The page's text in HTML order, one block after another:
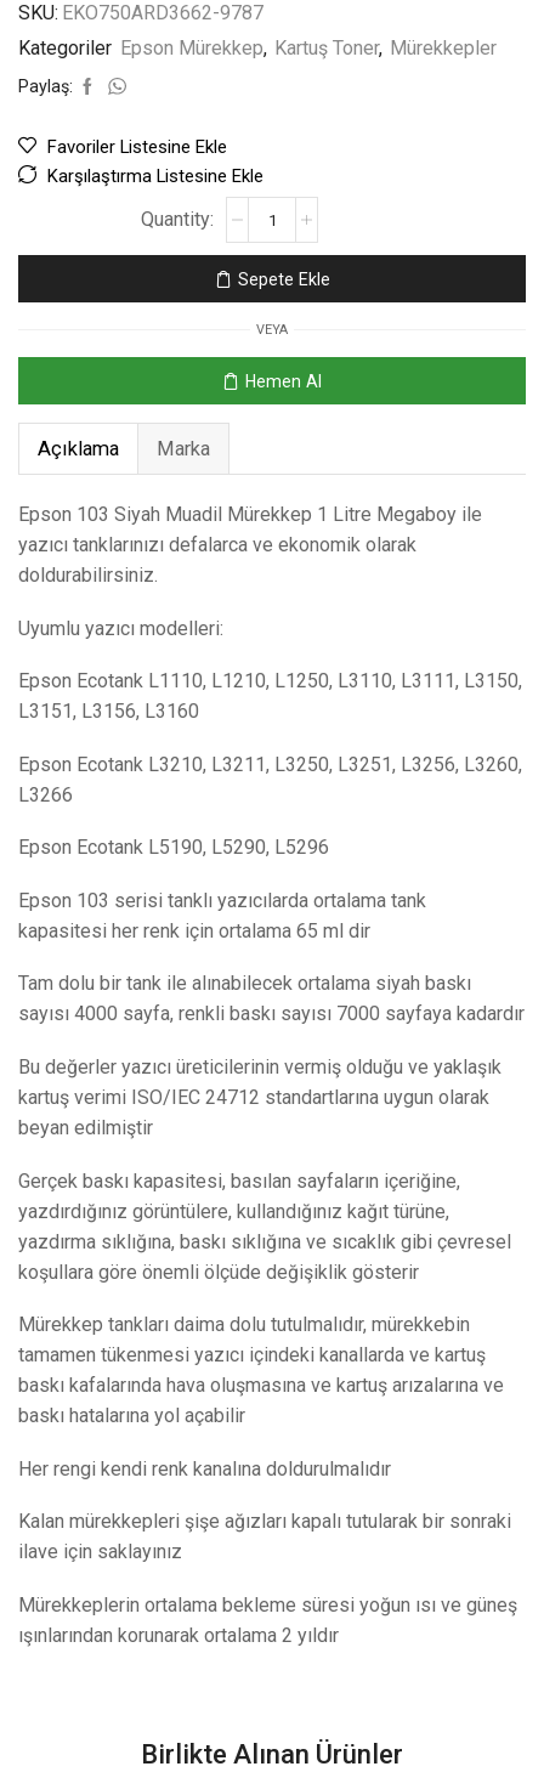
SKU: EKO750ARD3662-9787
Kategoriler Epson Mürekkep, Kartuş Toner, Mürekkepler
Paylaş:
Favoriler Listesine Ekle
Karşılaştırma Listesine Ekle
Sepete Ekle
VEYA
Hemen Al
Açıklama Marka
Epson 103 Siyah Muadil Mürekkep 1 Litre Megaboy ile
yazıcı tanklarınızı defalarca ve ekonomik olarak
doldurabilirsiniz.
Uyumlu yazıcı modelleri:
Epson Ecotank L1110, L1210, L1250, L3110, L3111, L3150,
L3151, L3156, L3160
Epson Ecotank L3210, L3211, L3250, L3251, L3256, L3260,
L3266
Epson Ecotank L5190, L5290, L5296
Epson 103 serisi tanklı yazıcılarda ortalama tank
kapasitesi her renk için ortalama 65 ml dir
Tam dolu bir tank ile alınabilecek ortalama siyah baskı
sayısı 4000 sayfa, renkli baskı sayısı 7000 sayfaya kadardır
Bu değerler yazıcı üreticilerinin vermiş olduğu ve yaklaşık
kartuş verimi ISO/IEC 24712 standartlarına uygun olarak
beyan edilmiştir
Gerçek baskı kapasitesi, basılan sayfaların içeriğine,
yazdırdığınız görüntülere, kullandığınız kağıt türüne,
yazdırma sıklığına, baskı sıklığına ve sıcaklık gibi çevresel
koşullara göre önemli ölçüde değişiklik gösterir
Mürekkep tankları daima dolu tutulmalıdır, mürekkebin
tamamen tükenmesi yazıcı içindeki kanallarda ve kartuş
baskı kafalarında hava oluşmasına ve kartuş arızalarına ve
baskı hatalarına yol açabilir
Her rengi kendi renk kanalına doldurulmalıdır
Kalan mürekkepleri şişe ağızları kapalı tutularak bir sonraki
ilave için saklayınız
Mürekkeplerin ortalama bekleme süresi yoğun ısı ve güneş
ışınlarından korunarak ortalama 2 yıldır
Birlikte Alınan Ürünler